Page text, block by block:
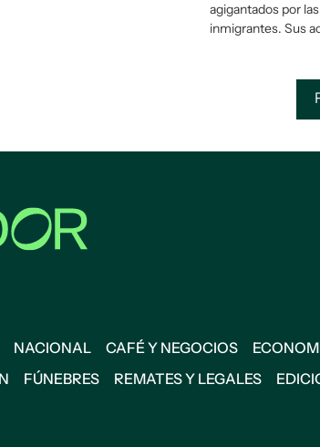
agigantados por
inmigrantes. Sus
NACIONAL CAFÉ Y NEGOCIOS
FÚNEBRES REMATES Y LEGALES